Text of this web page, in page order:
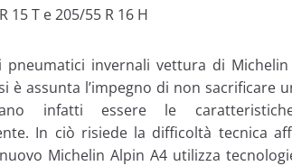
15 T e 205/55 R 16 H
pneumatici invernali vettura di
è assunta l’impegno di non sacrificare
infatti essere le
In ciò risiede la difficoltà tecnica
Michelin Alpin A4 utilizza